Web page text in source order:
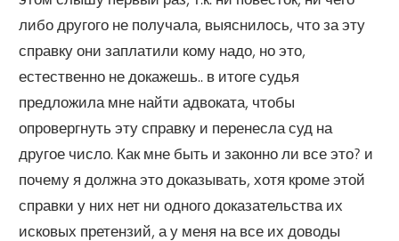
либо другого не получала, выяснилось, что за эту
справку они заплатили кому надо, но это,
естественно не докажешь.. в итоге судья
предложила мне найти адвоката, чтобы
опровергнуть эту справку и перенесла суд на
другое число. Как мне быть и законно ли все это? и
почему я должна это доказывать, хотя кроме этой
справки у них нет ни одного доказательства их
исковых претензий, а у меня на все их доводы